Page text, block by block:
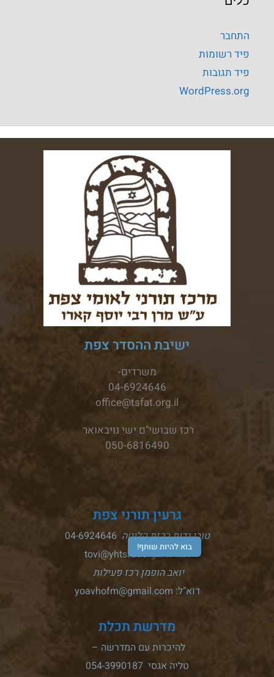
בוא להיות שותף!
התחבר
פיד רשומות
פיד תגובות
WordPress.org
ישיבת ההסדר צפת
משרדים-
04-6924646
office@tsfat.org.il
רכז שבושי"ם ישי נויבאואר
050-6816490
גרעין תורני צפת
טובי גדות רכזת קליטה
דוא"ל: tovi@yhtsfat.org.il
יואב הופמן רכז פעילות
דוא"ל: yoavhofm@gmail.com
מדרשת תכלת
להיכרות עם המדרשה –
טליה אגסי 054-3990187